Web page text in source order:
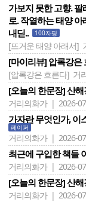
가보지 못한 고향.
로. 작열하는 태양
내딛..
100자평
[뜨거운 태양 아래서]
[마이리뷰] 압록강은
[압록강은 흐른다] 거
[오늘의 한문장] 산해
거리의화가 | 2026-
가자란 무엇인가, 이
페이퍼
거리의화가 | 2026-
최근에 구입한 책들
거리의화가 | 2026-
[오늘의 한문장] 산해
거리의화가 | 2026-